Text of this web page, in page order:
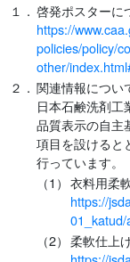
１． 啓発ポスターに
https://
policies/policy/
other/
２． 関連情報につい
日本石鹸洗剤
品質表示の自主
項目を設けると
行っています。
（1） 衣料用柔
https://
（2） 柔軟仕上